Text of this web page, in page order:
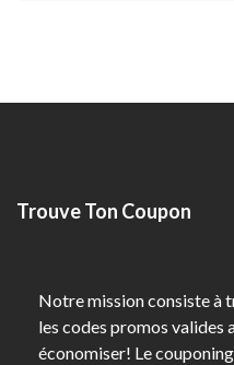
Trouve Ton Coupon
Notre mission consiste à
les codes promos valides
économiser! Le